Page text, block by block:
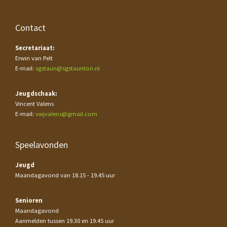
Contact
Secretariaat:
Erwin van Pelt
E-mail: sgstaun@sgstaunton.nl
Jeugdschaak:
Vincent Valens
E-mail: vwjvalens@gmail.com
Speelavonden
Jeugd
Maandagavond van 18.15 - 19.45 uur
Senioren
Maandagavond
Aanmelden tussen 19.30 en 19.45 uur